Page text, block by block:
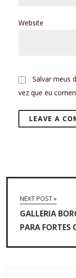
Website
Salvar meus
vez que eu
NEXT POST »
GALLERIA
PARA FORTES